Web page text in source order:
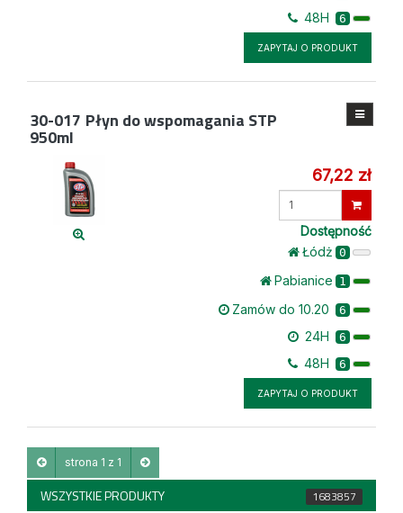
48H 6
ZAPYTAJ O PRODUKT
30-017 Płyn do wspomagania STP
950ml
67,22 zł
Wprowadź
Dostępność
Łódż 0
Pabianice 1
Zamów do 10.20 6
24H 6
48H 6
ZAPYTAJ O PRODUKT
strona 1 z 1
WSZYSTKIE PRODUKTY 1683857